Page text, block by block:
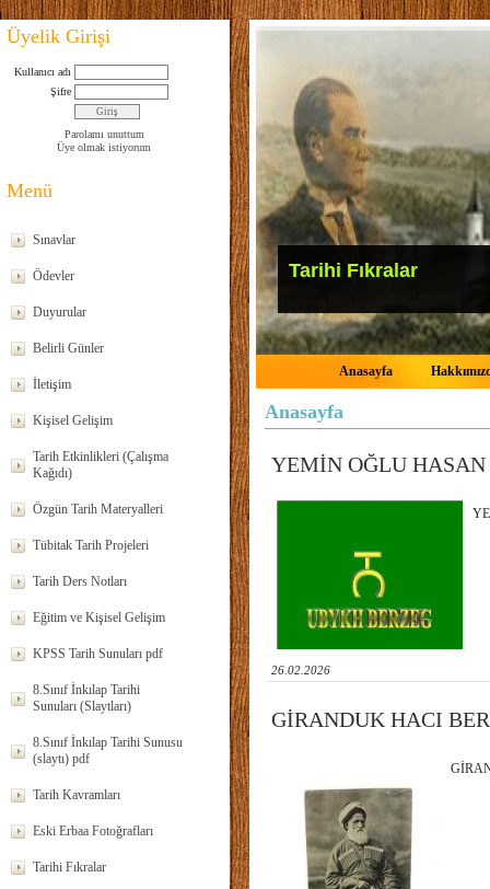
Üyelik Girişi
Kullanıcı adı
Şifre
Parolamı unuttum
Üye olmak istiyorum
Menü
Sınavlar
Ödevler
Duyurular
Belirli Günler
İletişim
Kişisel Gelişim
Tarih Etkinlikleri (Çalışma
Kağıdı)
Özgün Tarih Materyalleri
Tübitak Tarih Projeleri
Tarih Ders Notları
Eğitim ve Kişisel Gelişim
KPSS Tarih Sunuları pdf
8.Sınıf İnkılap Tarihi
Sunuları (Slaytları)
8.Sınıf İnkılap Tarihi Sunusu
(slaytı) pdf
Tarih Kavramları
Eski Erbaa Fotoğrafları
Tarihi Fıkralar
Tarihi Fıkralar
Anasayfa
Anasayfa
YEMİN OĞLU HASAN
26.02.2026
GİRANDUK HACI